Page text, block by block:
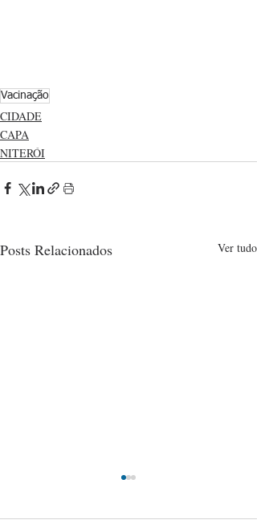
Vacinação
CIDADE
CAPA
NITERÓI
Posts Relacionados Ver tudo